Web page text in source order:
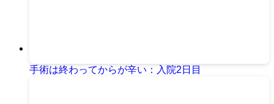
手術は終わってからが辛い：入院2日目